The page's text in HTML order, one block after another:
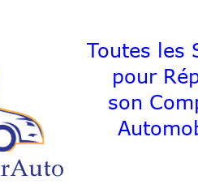
Toutes les
pour
son